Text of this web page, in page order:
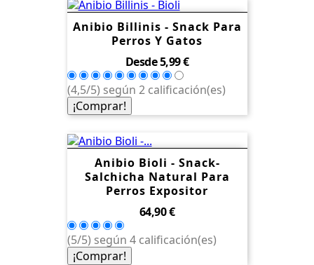
Anibio Billinis - Snack Para
Perros Y Gatos
DesdePrecio
5,99 €
(4,5/5) según 2 calificación(es)
¡Comprar!
Anibio Bioli - Snack-
Salchicha Natural Para
Perros Expositor
Precio
64,90 €
(5/5) según 4 calificación(es)
¡Comprar!